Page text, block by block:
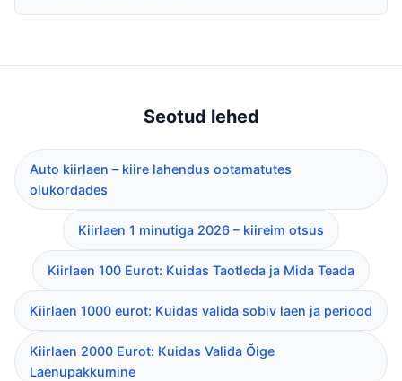
Seotud lehed
Auto kiirlaen – kiire lahendus ootamatutes
olukordades
Kiirlaen 1 minutiga 2026 – kiireim otsus
Kiirlaen 100 Eurot: Kuidas Taotleda ja Mida Teada
Kiirlaen 1000 eurot: Kuidas valida sobiv laen ja periood
Kiirlaen 2000 Eurot: Kuidas Valida Õige
Laenupakkumine